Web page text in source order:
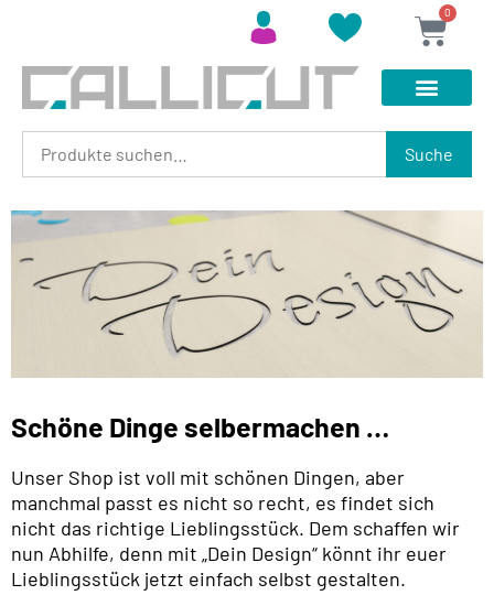
0
Suche
Schöne Dinge selbermachen …
Unser Shop ist voll mit schönen Dingen, aber
manchmal passt es nicht so recht, es findet sich
nicht das richtige Lieblingsstück. Dem schaffen wir
nun Abhilfe, denn mit „Dein Design“ könnt ihr euer
Lieblingsstück jetzt einfach selbst gestalten.